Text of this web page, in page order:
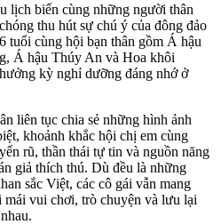
lịch biển cùng những người thân
thu hút sự chú ý của đông đảo
tuổi cùng hội bạn thân gồm Á hậu
Á hậu Thúy An và Hoa khôi
kỳ nghỉ dưỡng đáng nhớ ở
liên tục chia sẻ những hình ảnh
khoảnh khắc hội chị em cùng
rũ, thần thái tự tin và nguồn năng
giả thích thú. Dù đều là những
sắc Việt, các cô gái vẫn mang
mái vui chơi, trò chuyện và lưu lại